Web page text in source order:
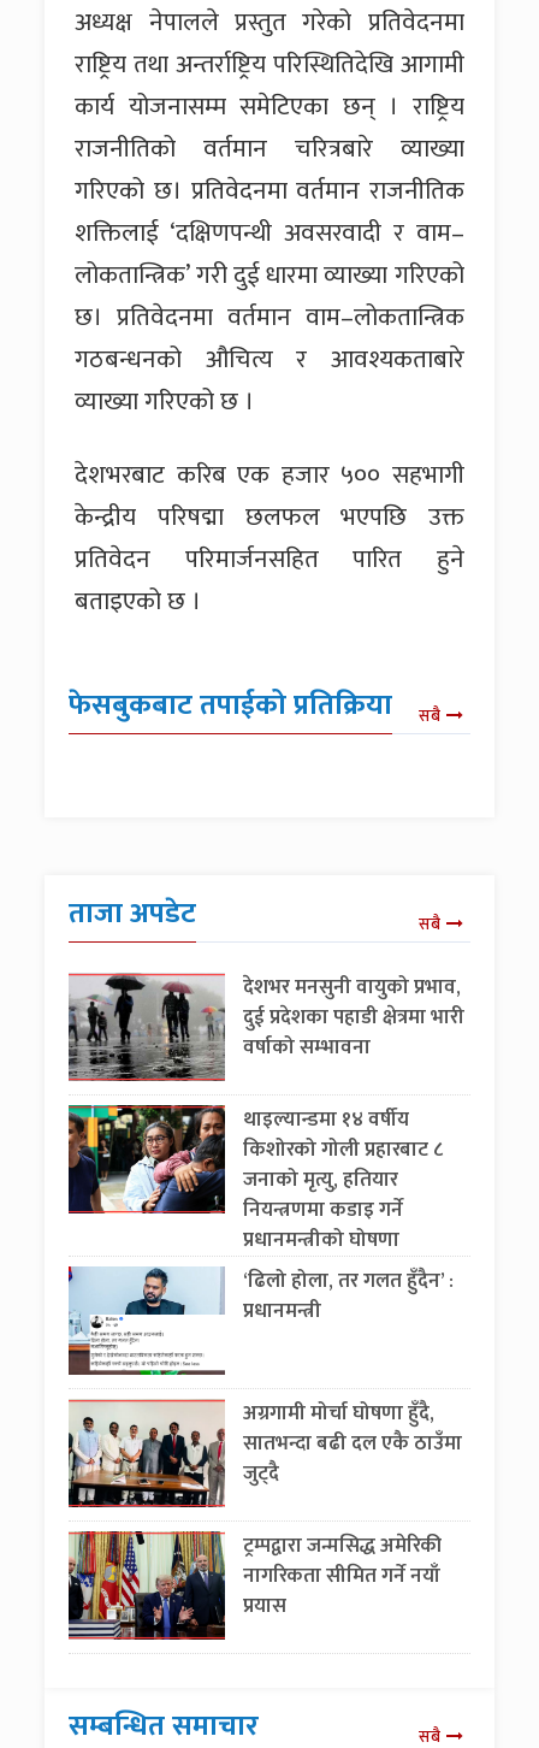
अध्यक्ष नेपालले प्रस्तुत गरेको प्रतिवेदनमा
राष्ट्रिय तथा अन्तर्राष्ट्रिय परिस्थितिदेखि आगामी
कार्य योजनासम्म समेटिएका छन् । राष्ट्रिय
राजनीतिको वर्तमान चरित्रबारे व्याख्या
गरिएको छ। प्रतिवेदनमा वर्तमान राजनीतिक
शक्तिलाई ‘दक्षिणपन्थी अवसरवादी र वाम–
लोकतान्त्रिक’ गरी दुई धारमा व्याख्या गरिएको
छ। प्रतिवेदनमा वर्तमान वाम–लोकतान्त्रिक
गठबन्धनको औचित्य र आवश्यकताबारे
व्याख्या गरिएको छ ।
देशभरबाट करिब एक हजार ५०० सहभागी
केन्द्रीय परिषद्मा छलफल भएपछि उक्त
प्रतिवेदन परिमार्जनसहित पारित हुने
बताइएको छ ।
फेसबुकबाट तपाईको प्रतिक्रिया सबै
ताजा अपडेट सबै
देशभर मनसुनी वायुको प्रभाव,
दुई प्रदेशका पहाडी क्षेत्रमा भारी
वर्षाको सम्भावना
थाइल्यान्डमा १४ वर्षीय
किशोरको गोली प्रहारबाट ८
जनाको मृत्यु, हतियार
नियन्त्रणमा कडाइ गर्ने
प्रधानमन्त्रीको घोषणा
‘ढिलो होला, तर गलत हुँदैन’ :
प्रधानमन्त्री
अग्रगामी मोर्चा घोषणा हुँदै,
सातभन्दा बढी दल एकै ठाउँमा
जुट्दै
ट्रम्पद्वारा जन्मसिद्ध अमेरिकी
नागरिकता सीमित गर्ने नयाँ
प्रयास
सम्बन्धित समाचार सबै